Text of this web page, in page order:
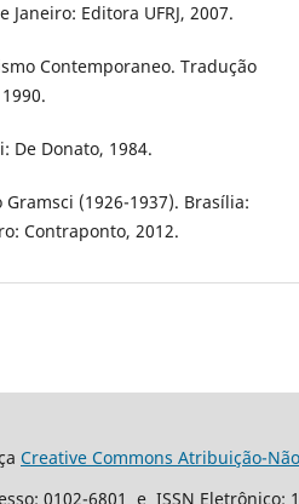
Janeiro: Editora UFRJ, 2007.
Contemporaneo. Tradução
De Donato, 1984.
(1926-1937). Brasília:
Contraponto, 2012.
Creative Commons Atribuição-
0102-6801 e ISSN Eletrônico: